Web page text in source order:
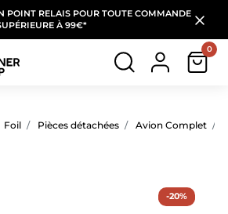
POINT RELAIS POUR TOUTE COMMANDE
À 99€*
0
Foil Pièces détachées Avion Complet
-20%